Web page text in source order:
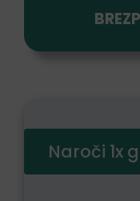
Naroči 1x